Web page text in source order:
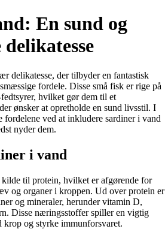
En sund og
delikatesse
delikatesse, der tilbyder en fantastisk
fordele. Disse små fisk er rige på
hvilket gør dem til et
ønsker at opretholde en sund livsstil. I
ved at inkludere sardiner i vand
nyder dem.
i vand
kilde til protein, hvilket er afgørende for
og organer i kroppen. Ud over protein er
og mineraler, herunder vitamin D,
Disse næringsstoffer spiller en vigtig
krop og styrke immunforsvaret.